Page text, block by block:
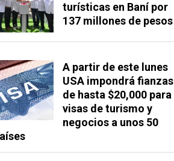
turísticas en Baní por
137 millones de pesos
A partir de este lunes
USA impondrá fianzas
de hasta $20,000 para
visas de turismo y
negocios a unos 50